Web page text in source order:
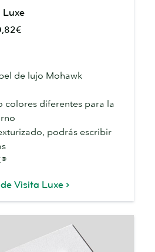
Luxe
de lujo Mohawk
colores diferentes para la
podrás escribir
Visita Luxe